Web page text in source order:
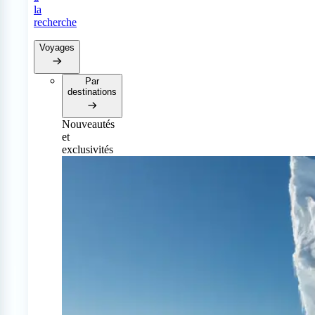
la
recherche
Voyages
Par
destinations
Nouveautés
et
exclusivités